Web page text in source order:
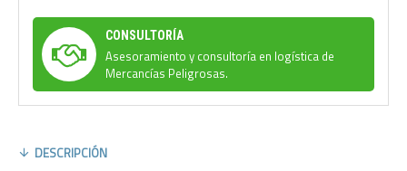
CONSULTORÍA
Asesoramiento y consultoría en logística de
Mercancías Peligrosas.
DESCRIPCIÓN